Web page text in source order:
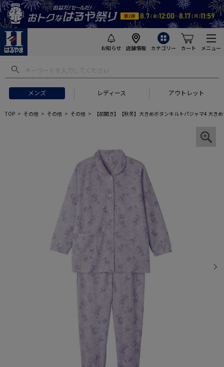
お知らせ 店舗情報 カテゴリー カート メニュー
メンズ レディース アウトレット
TOP その他 その他 その他 【前開き】【秋冬】大きめボタンキルトパジャマ4 大